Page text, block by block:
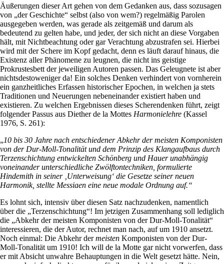
Äußerungen dieser Art gehen von dem Gedanken aus, dass sozusagen
von „der Geschichte“ selbst (also von wem?) regelmäßig Parolen
ausgegeben werden, was gerade als zeitgemäß und darum als
bedeutend zu gelten habe, und jeder, der sich nicht an diese Vorgaben
hält, mit Nichtbeachtung oder gar Verachtung abzustrafen sei. Hierbei
wird mit der Schere im Kopf gedacht, denn es läuft darauf hinaus, die
Existenz aller Phänomene zu leugnen, die nicht ins geistige
Prokrustesbett der jeweiligen Autoren passen. Das Geleugnete ist aber
nichtsdestoweniger da! Ein solches Denken verhindert von vornherein
ein ganzheitliches Erfassen historischer Epochen, in welchen ja stets
Traditionen und Neuerungen nebeneinander existiert haben und
existieren. Zu welchen Ergebnissen dieses Scherendenken führt, zeigt
folgender Passus aus Diether de la Mottes Harmonielehre (Kassel
1976, S. 261):
„10 bis 30 Jahre nach entschiedener Abkehr der meisten Komponisten
von der Dur-Moll-Tonalität und dem Prinzip des Klangaufbaus durch
Terzenschichtung entwickelten Schönberg und Hauer unabhängig
voneinander unterschiedliche Zwölftontechniken, formulierte
Hindemith in seiner ‚Unterweisung‘ die Gesetze seiner neuen
Harmonik, stellte Messiaen eine neue modale Ordnung auf.“
Es lohnt sich, intensiv über diesen Satz nachzudenken, namentlich
über die „Terzenschichtung“! Im jetzigen Zusammenhang soll lediglich
die „Abkehr der meisten Komponisten von der Dur-Moll-Tonalität“
interessieren, die der Autor, rechnet man nach, auf um 1910 ansetzt.
Noch einmal: Die Abkehr dermeisten Komponisten von der Dur-
Moll-Tonalität um 1910! Ich will de la Motte gar nicht vorwerfen, dass
er mit Absicht unwahre Behauptungen in die Welt gesetzt hätte. Nein,